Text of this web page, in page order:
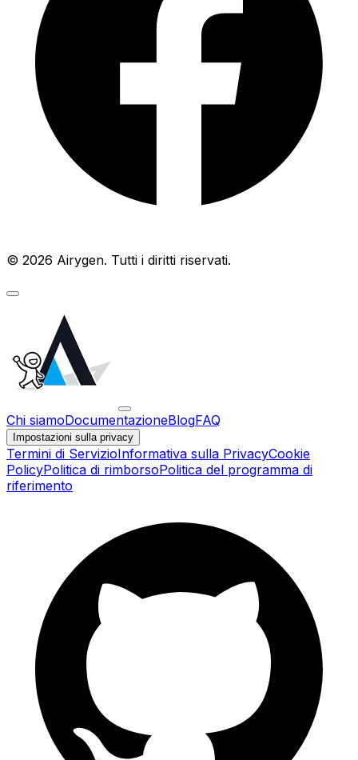
© 2026 Airygen. Tutti i diritti riservati.
Chi siamoDocumentazioneBlogFAQ
Impostazioni sulla privacy
Termini di ServizioInformativa sulla PrivacyCookie
PolicyPolitica di rimborsoPolitica del programma di
riferimento